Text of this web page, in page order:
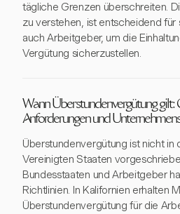
tägliche Grenzen überschreiten.
zu verstehen, ist entscheidend
auch Arbeitgeber, um die
Vergütung sicherzustellen.
Wann Überstundenvergütung gilt:
Anforderungen und
Überstundenvergütung ist nicht in
Vereinigten Staaten
Bundesstaaten und Arbeitgeber
Richtlinien. In Kalifornien erhalten
Überstundenvergütung für die